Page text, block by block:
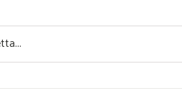
Utility
Alimenti